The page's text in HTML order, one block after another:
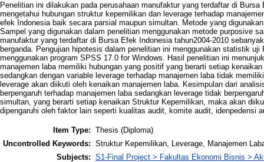
Penelitian ini dilakukan pada perusahaan manufaktur yang terdaftar di
mengetahui hubungan struktur kepemilikan dan leverage terhadap
efek Indonesia baik secara parsial maupun simultan. Metode yang
Sampel yang digunakan dalam penelitian menggunakan metode purposive
manufaktur yang terdaftar di Bursa Efek Indonesia tahun2004-2010
berganda. Pengujian hipotesis dalam penelitian ini menggunakan statistik
menggunakan program SPSS 17.0 for Windows. Hasil penelitian ini
manajemen laba memiliki hubungan yang positif yang berarti setiap
sedangkan dengan variable leverage terhadap manajemen laba tidak
leverage akan diikuti oleh kenaikan manajemen laba. Kesimpulan dari
berpengaruh terhadap manajemen laba sedangkan leverage tidak
simultan, yang berarti setiap kenaikan Struktur Kepemilikan, maka akan
dipengaruhi oleh faktor lain seperti kualitas audit, komite audit, idenpedensi
Item Type: Thesis (Diploma)
Uncontrolled Keywords: Struktur Kepemilikan, Leverage, Manajemen
Subjects: S1-Final Project > Fakultas Ekonomi Bisnis >